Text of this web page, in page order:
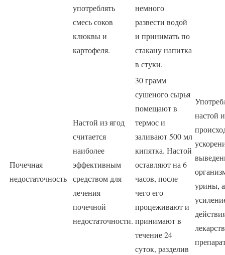
употреблять
смесь соков
клюквы и
картофеля.
немного
развести водой
и принимать по
стакану напитка
в стуки.
Почечная
недостаточность
Настой из ягод
считается
наиболее
эффективным
средством для
лечения
почечной
недостаточности.
30 грамм
сушеного сырья
помещают в
термос и
заливают 500 мл
кипятка. Настой
оставляют на 6
часов, после
чего его
процеживают и
принимают в
течение 24
суток, разделив
настой
урины,